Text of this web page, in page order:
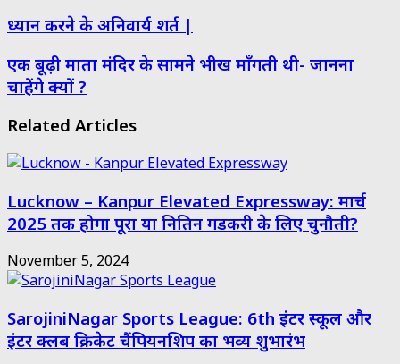
via
ध्यान करने के अनिवार्य शर्त |
एक बूढ़ी माता मंदिर के सामने भीख माँगती थी- जानना
चाहेंगे क्यों ?
Related Articles
Lucknow – Kanpur Elevated Expressway: मार्च
2025 तक होगा पूरा या नितिन गडकरी के लिए चुनौती?
November 5, 2024
SarojiniNagar Sports League: 6th इंटर स्कूल और
इंटर क्लब क्रिकेट चैंपियनशिप का भव्य शुभारंभ